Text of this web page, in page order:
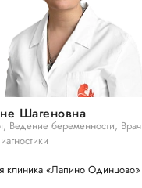
Шагеновна
Ведение беременности, Врач
клиника «Лапино Одинцово»